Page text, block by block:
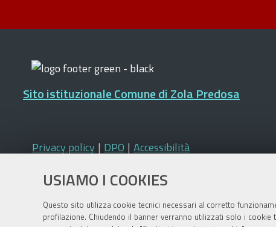
USIAMO I COOKIES
Questo sito utilizza cookie tecnici necessari al corretto
profilazione. Chiudendo il banner verranno utilizzati solo i
Sito istituzionale Comune di Zola Predosa
Privacy policy | DPO | Accessibilità